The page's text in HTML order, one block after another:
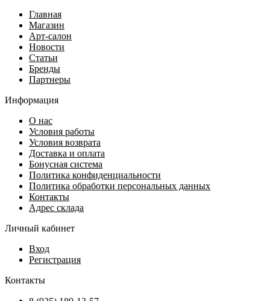
Главная
Магазин
Арт-салон
Новости
Статьи
Бренды
Партнеры
Информация
О нас
Условия работы
Условия возврата
Доставка и оплата
Бонусная система
Политика конфиденциальности
Политика обработки персональных данных
Контакты
Адрес склада
Личный кабинет
Вход
Регистрация
Контакты